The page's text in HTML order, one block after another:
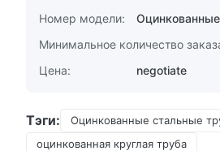
Номер модели:
Минимальное количество
Цена:
negotiate
Тэги:
Оцинкованные стальные
оцинкованная круглая труба